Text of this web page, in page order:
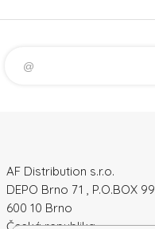
AF Distribution s.r.o.
DEPO Brno 71 , P.O.BOX 99
600 10 Brno